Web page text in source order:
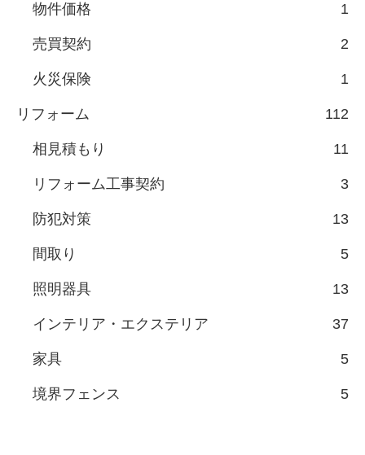
物件価格 1
売買契約 2
火災保険 1
リフォーム 112
相見積もり 11
リフォーム工事契約 3
防犯対策 13
間取り 5
照明器具 13
インテリア・エクステリア 37
家具 5
境界フェンス 5